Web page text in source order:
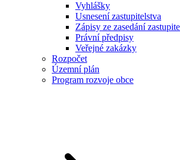
Vyhlášky
Usnesení zastupitelstva
Zápisy ze zasedání
Právní předpisy
Veřejné zakázky
Rozpočet
Územní plán
Program rozvoje obce